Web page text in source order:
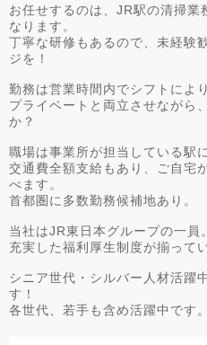
お任せするのは、JR駅の清掃
なります。
丁寧な研修もあるので、未経験
ジを！
勤務は営業時間内でシフトによ
プライベートと両立させながら
か？
職場は事業所が担当している駅
交通費全額支給もあり、ご自宅
べます。
首都圏に多数勤務候補地あり。
当社はJR東日本グループの一員。
充実した福利厚生制度が揃って
シニア世代・シルバー人材活躍
す！
各世代、若手も含め活躍中です。